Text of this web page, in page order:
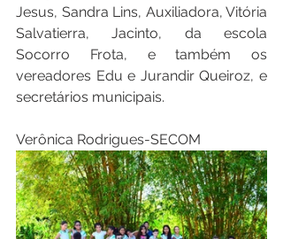
Jesus, Sandra Lins, Auxiliadora, Vitória
Salvatierra, Jacinto, da escola
Socorro Frota, e também os
vereadores Edu e Jurandir Queiroz, e
secretários municipais.
Verônica Rodrigues-SECOM